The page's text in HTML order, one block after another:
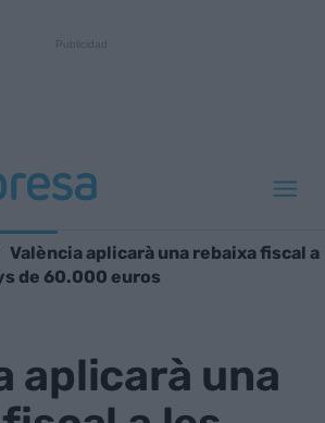
València aplicarà una rebaixa fiscal a
de 60.000 euros
aplicarà una